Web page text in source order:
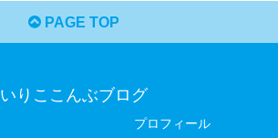
PAGE TOP
いりここんぶブログ
プロフィール